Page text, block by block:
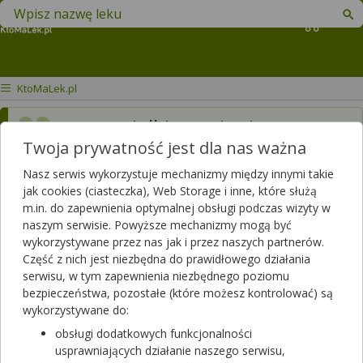
Koszyk
Znajdź lek w swojej okolicy
KtoMaLek.pl
mam wielkie ropienie na
twarzy miekkie guzki z ropa
i woda w srodku jak to
leczyc masci na pryszcze nie
pomagaja
Dotyczy:Mężczyzna, 16 lat
Odpowiedzi farmaceutów
Twoja prywatność jest dla nas ważna
Nasz serwis wykorzystuje mechanizmy między innymi takie
jak cookies (ciasteczka), Web Storage i inne, które służą
m.in. do zapewnienia optymalnej obsługi podczas wizyty w
naszym serwisie. Powyższe mechanizmy mogą być
wykorzystywane przez nas jak i przez naszych partnerów.
Część z nich jest niezbędna do prawidłowego działania
serwisu, w tym zapewnienia niezbędnego poziomu
bezpieczeństwa, pozostałe (które możesz kontrolować) są
wykorzystywane do:
obsługi dodatkowych funkcjonalności
usprawniających działanie naszego serwisu,